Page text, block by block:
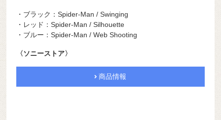
・ブラック：Spider-Man / Swinging
・レッド：Spider-Man / Silhouette
・ブルー：Spider-Man / Web Shooting
〈ソニーストア〉
商品情報